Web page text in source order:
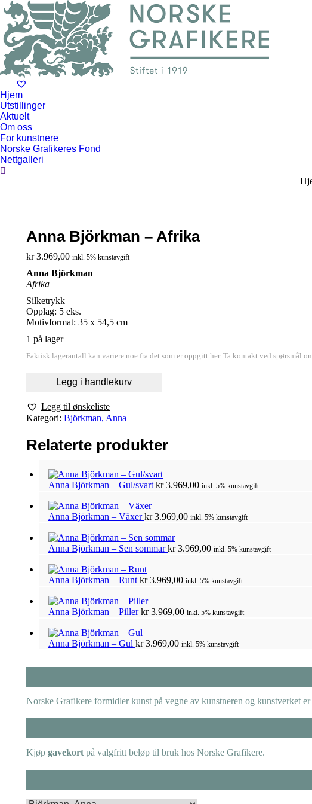
Hjem
Utstillinger
Aktuelt
Om oss
For kunstnere
Norske Grafikeres Fond
Nettgalleri
Search:
Anna Björkman – Afrika
kr3.969,00 inkl. 5% kunstavgift
Anna Björkman
Afrika
Silketrykk
Opplag: 5 eks.
Motivformat: 35 x 54,5 cm
1 på lager
Faktisk lagerantall kan variere noe fra det som er oppgitt her. Ta kontakt ved spørsmål
Legg i handlekurv
Legg til ønskeliste
Kategori: Björkman, Anna
Relaterte produkter
Anna Björkman – Gul/svart kr3.969,00 inkl. 5% kunstavgift
Anna Björkman – Växerkr3.969,00 inkl. 5% kunstavgift
Anna Björkman – Sen sommarkr3.969,00 inkl. 5% kunstavgift
Anna Björkman – Runt kr3.969,00 inkl. 5% kunstavgift
Anna Björkman – Pillerkr3.969,00 inkl. 5% kunstavgift
Anna Björkman – Gul kr3.969,00 inkl. 5% kunstavgift
Norske Grafikere formidler kunst på vegne av kunstneren og kunstverket
Kjøp gavekort på valgfritt beløp til bruk hos Norske Grafikere.